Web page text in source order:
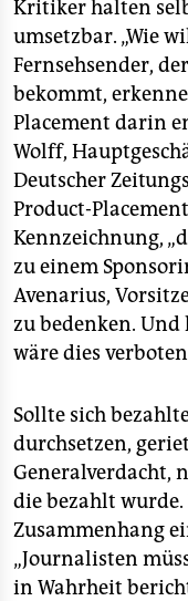
Kritiker halten
umsetzbar. „Wie
Fernsehsender,
bekommt,
Placement darin
Wolff,
Deutscher
Product-
Kennzeichnung,
zu einem
Avenarius,
zu bedenken.
wäre dies
Sollte sich
durchsetzen,
Generalverdacht,
die bezahlt
Zusammenhang
„Journalisten
in Wahrheit